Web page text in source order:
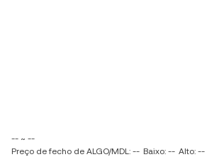
-- ~ --
Preço de fecho de ALGO/MDL: -- Baixo: -- Alto: --